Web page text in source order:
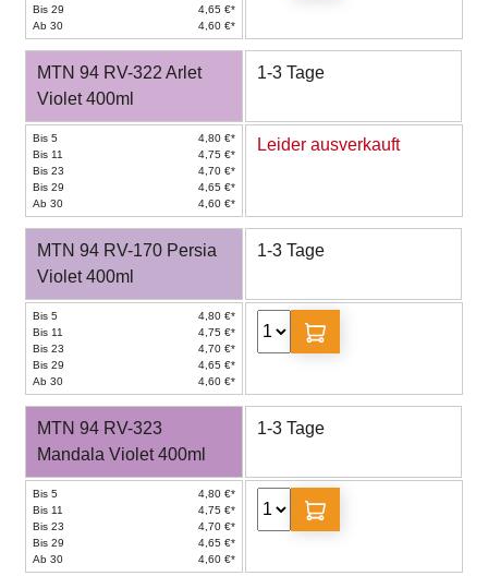
Bis 29
4,65 €*
Ab 30
4,60 €*
MTN 94 RV-322 Arlet
Violet 400ml
1-3 Tage
Bis 5
4,80 €*
Bis 11
4,75 €*
Bis 23
4,70 €*
Bis 29
4,65 €*
Ab 30
4,60 €*
Leider ausverkauft
MTN 94 RV-170 Persia
Violet 400ml
1-3 Tage
Bis 5
4,80 €*
Bis 11
4,75 €*
Bis 23
4,70 €*
Bis 29
4,65 €*
Ab 30
4,60 €*
MTN 94 RV-323
Mandala Violet 400ml
1-3 Tage
Bis 5
4,80 €*
Bis 11
4,75 €*
Bis 23
4,70 €*
Bis 29
4,65 €*
Ab 30
4,60 €*